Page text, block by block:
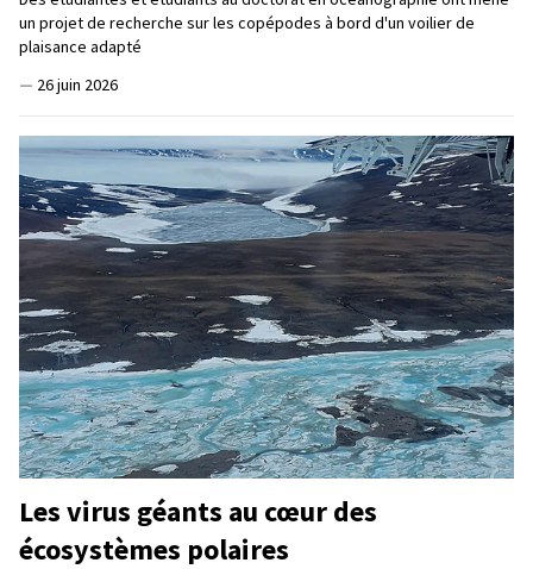
un projet de recherche sur les copépodes à bord d'un voilier de
plaisance adapté
— 26 juin 2026
Les virus géants au cœur des
écosystèmes polaires